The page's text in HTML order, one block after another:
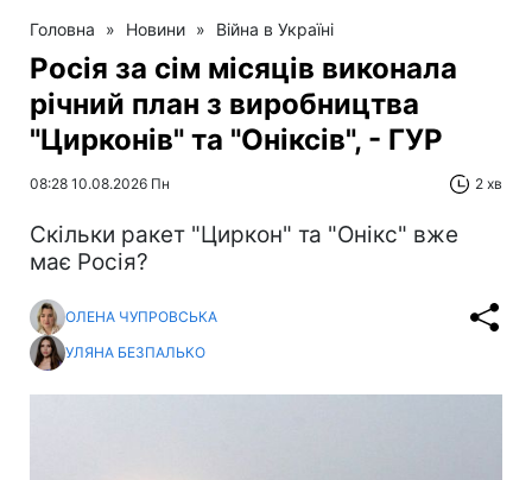
Головна » Новини » Війна в Україні
Росія за сім місяців виконала
річний план з виробництва
"Цирконів" та "Оніксів", - ГУР
08:28 10.08.2026 Пн 2 хв
Скільки ракет "Циркон" та "Онікс" вже
має Росія?
ОЛЕНА ЧУПРОВСЬКА
УЛЯНА БЕЗПАЛЬКО